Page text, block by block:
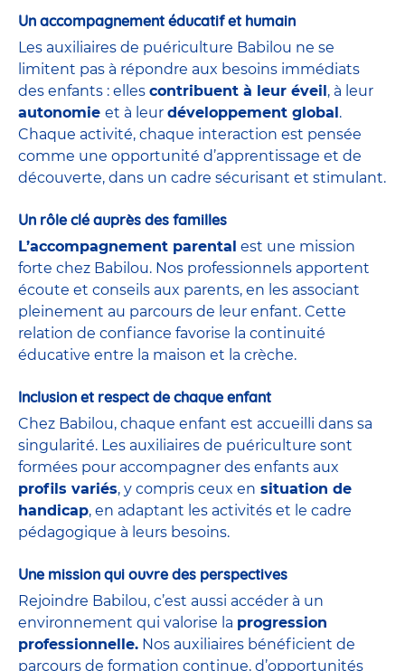
Un accompagnement éducatif et humain
Les auxiliaires de puériculture Babilou ne se
limitent pas à répondre aux besoins immédiats
des enfants : elles contribuent à leur éveil , à leur
autonomie et à leur développement global .
Chaque activité, chaque interaction est pensée
comme une opportunité d’apprentissage et de
découverte, dans un cadre sécurisant et stimulant.
Un rôle clé auprès des familles
L’accompagnement parental est une mission
forte chez Babilou. Nos professionnels apportent
écoute et conseils aux parents, en les associant
pleinement au parcours de leur enfant. Cette
relation de confiance favorise la continuité
éducative entre la maison et la crèche.
Inclusion et respect de chaque enfant
Chez Babilou, chaque enfant est accueilli dans sa
singularité. Les auxiliaires de puériculture sont
formées pour accompagner des enfants aux
profils variés, y compris ceux en situation de
handicap, en adaptant les activités et le cadre
pédagogique à leurs besoins.
Une mission qui ouvre des perspectives
Rejoindre Babilou, c’est aussi accéder à un
environnement qui valorise la progression
professionnelle. Nos auxiliaires bénéficient de
parcours de formation continue, d’opportunités